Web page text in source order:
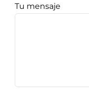
Tu mensaje